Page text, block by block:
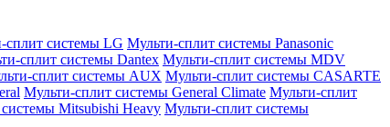
сплит системы LG Мульти-сплит системы Panasonic
сплит системы Dantex Мульти-сплит системы MDV
сплит системы AUX Мульти-сплит системы CASARTE
Мульти-сплит системы General Climate Мульти-сплит
Mitsubishi Heavy Мульти-сплит системы